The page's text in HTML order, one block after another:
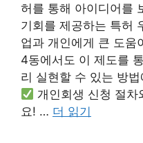
허를 통해 아이디어를
기회를 제공하는 특허
업과 개인에게 큰 도움
4동에서도 이 제도를
리 실현할 수 있는 방
개인회생 신청 절차
요! … 더 읽기